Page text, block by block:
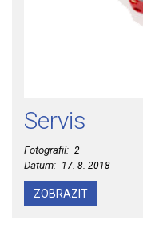
Servis
Fotografií: 2
Datum: 17. 8. 2018
ZOBRAZIT